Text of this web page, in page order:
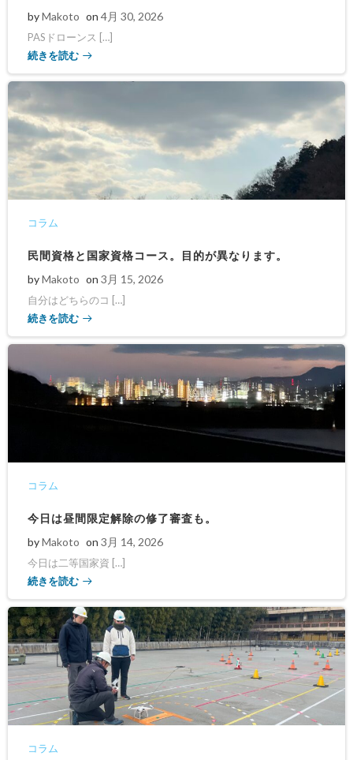
byMakoto on 4月 30, 2026
PASドローンス […]
続きを読む
コラム
民間資格と国家資格コース。目的が異なります。
byMakoto on 3月 15, 2026
自分はどちらのコ […]
続きを読む
コラム
今日は昼間限定解除の修了審査も。
byMakoto on 3月 14, 2026
今日は二等国家資 […]
続きを読む
コラム